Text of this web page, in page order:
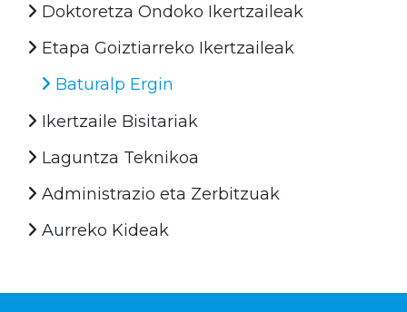
Doktoretza Ondoko Ikertzaileak
Etapa Goiztiarreko Ikertzaileak
Baturalp Ergin
Ikertzaile Bisitariak
Laguntza Teknikoa
Administrazio eta Zerbitzuak
Aurreko Kideak